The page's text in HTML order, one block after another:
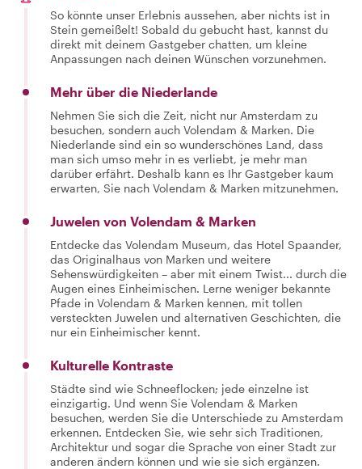
So könnte unser Erlebnis aussehen, aber nichts ist in
Stein gemeißelt! Sobald du gebucht hast, kannst du
direkt mit deinem Gastgeber chatten, um kleine
Anpassungen nach deinen Wünschen vorzunehmen.
Mehr über die Niederlande
Nehmen Sie sich die Zeit, nicht nur Amsterdam zu
besuchen, sondern auch Volendam & Marken. Die
Niederlande sind ein so wunderschönes Land, dass
man sich umso mehr in es verliebt, je mehr man
darüber erfährt. Deshalb kann es Ihr Gastgeber kaum
erwarten, Sie nach Volendam & Marken mitzunehmen.
Juwelen von Volendam & Marken
Entdecke das Volendam Museum, das Hotel Spaander,
das Originalhaus von Marken und weitere
Sehenswürdigkeiten – aber mit einem Twist... durch die
Augen eines Einheimischen. Lerne weniger bekannte
Pfade in Volendam & Marken kennen, mit tollen
versteckten Juwelen und alternativen Geschichten, die
nur ein Einheimischer kennt.
Kulturelle Kontraste
Städte sind wie Schneeflocken; jede einzelne ist
einzigartig. Und wenn Sie Volendam & Marken
besuchen, werden Sie die Unterschiede zu Amsterdam
erkennen. Entdecken Sie, wie sehr sich Traditionen,
Architektur und sogar die Sprache von einer Stadt zur
anderen ändern können und wie sie sich ergänzen.